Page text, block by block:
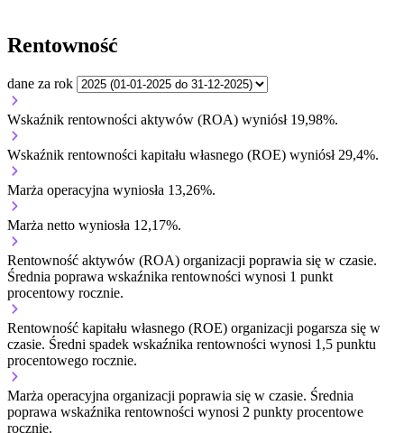
Rentowność
dane za rok
Wskaźnik rentowności aktywów (ROA) wyniósł 19,98%.
Wskaźnik rentowności kapitału własnego (ROE) wyniósł 29,4%.
Marża operacyjna wyniosła 13,26%.
Marża netto wyniosła 12,17%.
Rentowność aktywów (ROA) organizacji poprawia się w czasie.
Średnia poprawa wskaźnika rentowności wynosi 1 punkt
procentowy rocznie.
Rentowność kapitału własnego (ROE) organizacji pogarsza się w
czasie. Średni spadek wskaźnika rentowności wynosi 1,5 punktu
procentowego rocznie.
Marża operacyjna organizacji poprawia się w czasie. Średnia
poprawa wskaźnika rentowności wynosi 2 punkty procentowe
rocznie.